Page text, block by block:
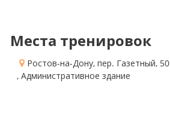
Места тренировок
Ростов-на-Дону, пер. Газетный, 50
, Административное здание